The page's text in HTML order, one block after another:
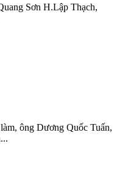
Sơn H.Lập Thạch,
ông Dương Quốc Tuấn,